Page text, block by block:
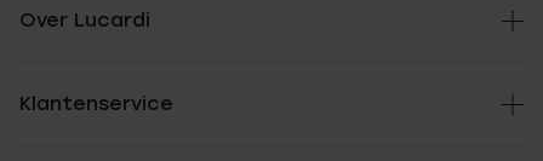
Over Lucardi
Klantenservice